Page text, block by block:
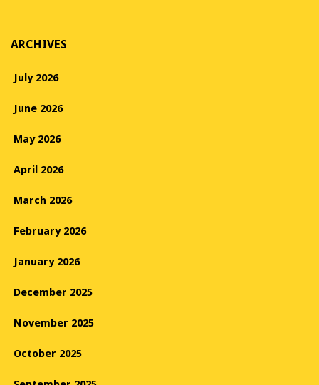
ARCHIVES
July 2026
June 2026
May 2026
April 2026
March 2026
February 2026
January 2026
December 2025
November 2025
October 2025